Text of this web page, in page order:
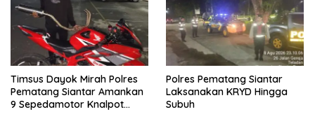
Timsus Dayok Mirah Polres
Pematang Siantar Amankan
9 Sepedamotor Knalpot
Polres Pematang Siantar
Laksanakan KRYD Hingga
Subuh